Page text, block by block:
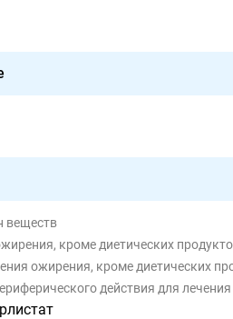
веществ
кроме диетических
ожирения, кроме диетических
действия для